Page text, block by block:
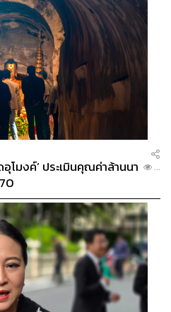
โมงค์’ ประเมินคุณค่าล้านนา
...